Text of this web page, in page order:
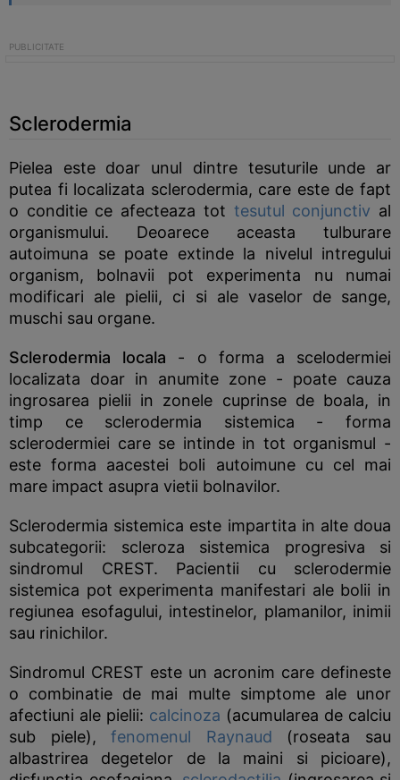
Sclerodermia
Pielea este doar unul dintre tesuturile unde ar
putea fi localizata sclerodermia, care este de fapt
o conditie ce afecteaza tot tesutul conjunctiv al
organismului. Deoarece aceasta tulburare
autoimuna se poate extinde la nivelul intregului
organism, bolnavii pot experimenta nu numai
modificari ale pielii, ci si ale vaselor de sange,
muschi sau organe.
Sclerodermia locala - o forma a scelodermiei
localizata doar in anumite zone - poate cauza
ingrosarea pielii in zonele cuprinse de boala, in
timp ce sclerodermia sistemica - forma
sclerodermiei care se intinde in tot organismul -
este forma aacestei boli autoimune cu cel mai
mare impact asupra vietii bolnavilor.
Sclerodermia sistemica este impartita in alte doua
subcategorii: scleroza sistemica progresiva si
sindromul CREST. Pacientii cu sclerodermie
sistemica pot experimenta manifestari ale bolii in
regiunea esofagului, intestinelor, plamanilor, inimii
sau rinichilor.
Sindromul CREST este un acronim care defineste
o combinatie de mai multe simptome ale unor
afectiuni ale pielii: calcinoza (acumularea de calciu
sub piele),fenomenul Raynaud (roseata sau
albastrirea degetelor de la maini si picioare),